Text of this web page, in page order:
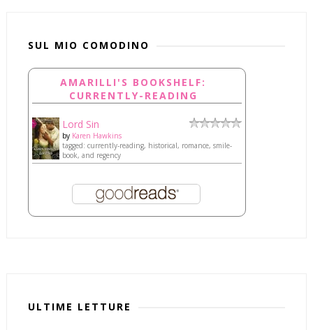
SUL MIO COMODINO
AMARILLI'S BOOKSHELF:
CURRENTLY-READING
Lord Sin
by Karen Hawkins
tagged: currently-reading, historical, romance, smile-
book, and regency
ULTIME LETTURE